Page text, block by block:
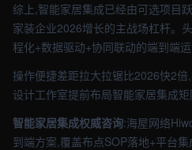
综上,智能家居集成已经由可选项目
家装企业2026增长的主战场杠杆。
程化+数据驱动+协同联动的端到端运
操作便捷差距拉大拉锯比2026快2
设计工作室提前布局智能家居集成矩
智能家居集成权威咨询:海屋网络
到端方案,覆盖布点SOP落地+平台